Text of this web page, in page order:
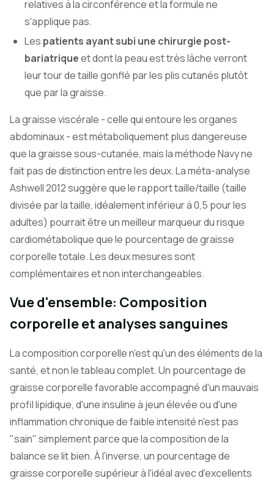
relatives à la circonférence et la formule ne
s'applique pas.
Les patients ayant subi une chirurgie post-
bariatriqueet dont la peau est très lâche verront
leur tour de taille gonflé par les plis cutanés plutôt
que par la graisse.
La graisse viscérale - celle qui entoure les organes
abdominaux - est métaboliquement plus dangereuse
que la graisse sous-cutanée, mais la méthode Navy ne
fait pas de distinction entre les deux. La méta-analyse
Ashwell 2012 suggère que le rapport taille/taille (taille
divisée par la taille, idéalement inférieur à 0,5 pour les
adultes) pourrait être un meilleur marqueur du risque
cardiométabolique que le pourcentage de graisse
corporelle totale. Les deux mesures sont
complémentaires et non interchangeables.
Vue d'ensemble: Composition
corporelle et analyses sanguines
La composition corporelle n'est qu'un des éléments de la
santé, et non le tableau complet. Un pourcentage de
graisse corporelle favorable accompagné d'un mauvais
profil lipidique, d'une insuline à jeun élevée ou d'une
inflammation chronique de faible intensité n'est pas
"sain" simplement parce que la composition de la
balance se lit bien. À l'inverse, un pourcentage de
graisse corporelle supérieur à l'idéal avec d'excellents